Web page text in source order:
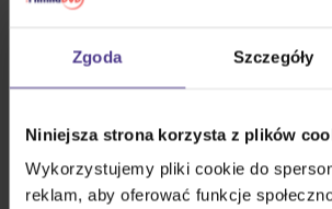
Zgoda Szczegóły
Niniejsza strona korzysta z plików
Wykorzystujemy pliki cookie do
reklam, aby oferować funkcje
Na magazynie
POKAŻ WSZYSTKIE